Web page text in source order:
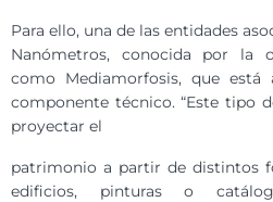
Para ello, una de las entidades
Nanómetros, conocida por la
como Mediamorfosis, que está
componente técnico. “Este tipo
proyectar el
patrimonio a partir de distintos
edificios, pinturas o